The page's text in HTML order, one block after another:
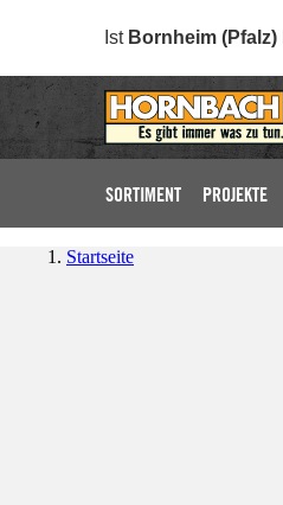
Ist Bornheim (Pfalz)
SORTIMENT PROJEKTE
Startseite